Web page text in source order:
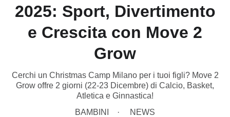
2025: Sport, Divertimento
e Crescita con Move 2
Grow
Cerchi un Christmas Camp Milano per i tuoi figli? Move 2
Grow offre 2 giorni (22-23 Dicembre) di Calcio, Basket,
Atletica e Ginnastica!
BAMBINI
NEWS